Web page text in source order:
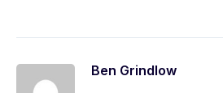
Ben Grindlow